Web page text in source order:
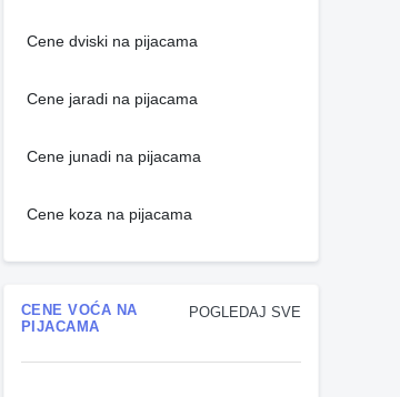
Cene dviski na pijacama
Cene jaradi na pijacama
Cene junadi na pijacama
Cene koza na pijacama
POGLEDAJ SVE
CENE VOĆA NA
PIJACAMA